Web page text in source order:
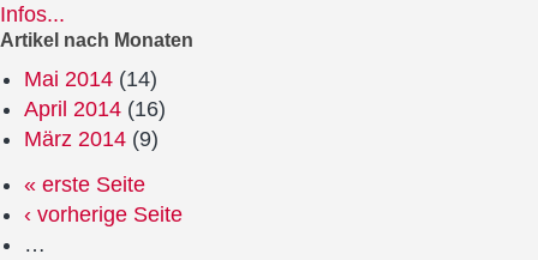
Infos...
Artikel nach Monaten
Mai 2014 (14)
April 2014 (16)
März 2014 (9)
« erste Seite
‹ vorherige Seite
…